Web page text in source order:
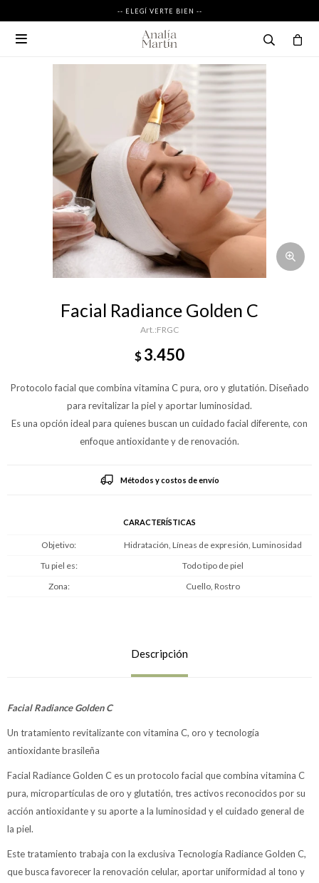
-- ELEGÍ VERTE BIEN --

Facial Radiance Golden C
FRGC
$3.450
Protocolo facial que combina vitamina C pura, oro y glutatión. Diseñado
para revitalizar la piel y aportar luminosidad.
Es una opción ideal para quienes buscan un cuidado facial diferente, con
enfoque antioxidante y de renovación.
Métodos y costos de envío
CARACTERÍSTICAS
Objetivo
Hidratación, Líneas de expresión, Luminosidad
Tu piel es
Todo tipo de piel
Zona
Cuello, Rostro
Descripción
Facial Radiance Golden C
Un tratamiento revitalizante con vitamina C, oro y tecnología
antioxidante brasileña
Facial Radiance Golden C es un protocolo facial que combina vitamina C
pura, micropartículas de oro y glutatión, tres activos reconocidos por su
acción antioxidante y su aporte a la luminosidad y el cuidado general de
la piel.
Este tratamiento trabaja con la exclusiva Tecnología Radiance Golden C,
que busca favorecer la renovación celular, aportar uniformidad al tono y